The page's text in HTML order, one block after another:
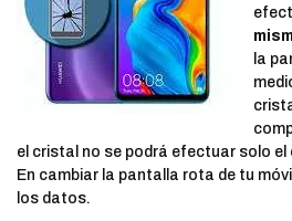
la
el cristal no se podrá efectuar solo
En cambiar la pantalla rota de tu
los datos.